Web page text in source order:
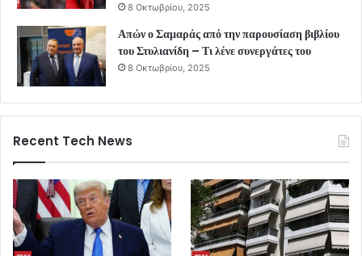
8 Οκτωβρίου, 2025
Απών ο Σαμαράς από την παρουσίαση βιβλίου
του Στυλιανίδη – Τι λένε συνεργάτες του
8 Οκτωβρίου, 2025
Recent Tech News